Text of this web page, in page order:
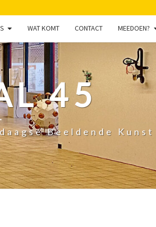
WAT KOMT CONTACT MEEDOEN?
45
Beeldende Kunst